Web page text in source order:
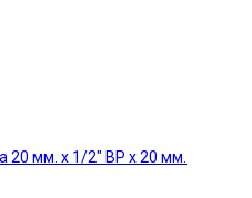
20 мм. х 1/2" ВР х 20 мм.